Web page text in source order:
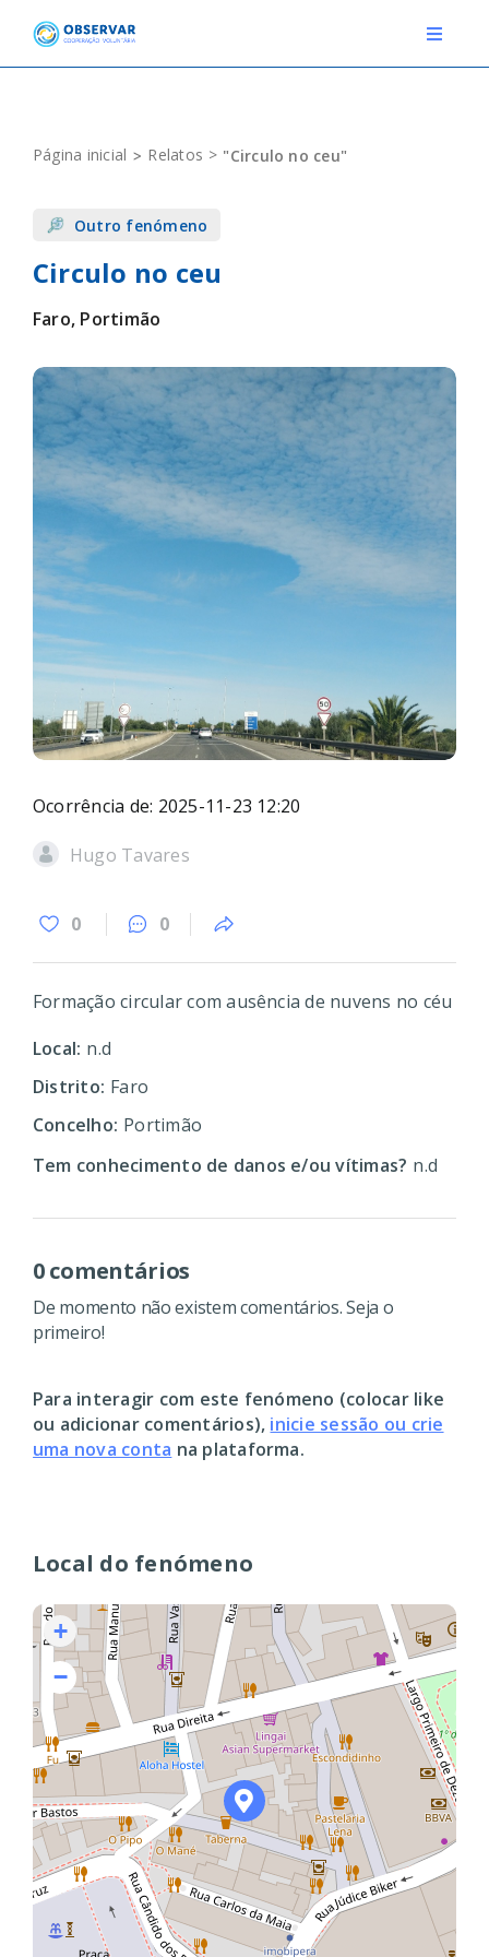
content
Toggle
EVENTOS
DEFINIÇÕES
F.A.Q.
Novo relato Login
Página inicial Relatos "Circulo no ceu"
Local do fenómeno
+
−
Outro fenómeno
Circulo no ceu
Faro, Portimão
Ocorrência de: 2025-11-23 12:20
Hugo Tavares
0 0
Formação circular com ausência de nuvens no céu
Local: n.d
Distrito: Faro
Concelho: Portimão
Tem conhecimento de danos e/ou vítimas? n.d
0 comentários
De momento não existem comentários. Seja o
primeiro!
Para interagir com este fenómeno (colocar like
ou adicionar comentários), inicie sessão ou crie
uma nova conta na plataforma.